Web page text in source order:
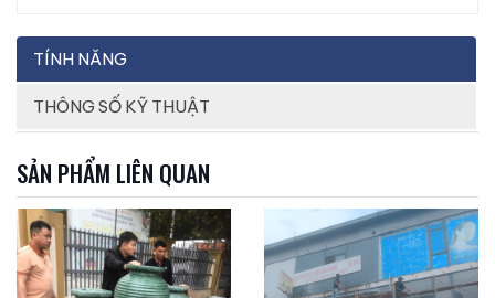
TÍNH NĂNG
THÔNG SỐ KỸ THUẬT
SẢN PHẨM LIÊN QUAN